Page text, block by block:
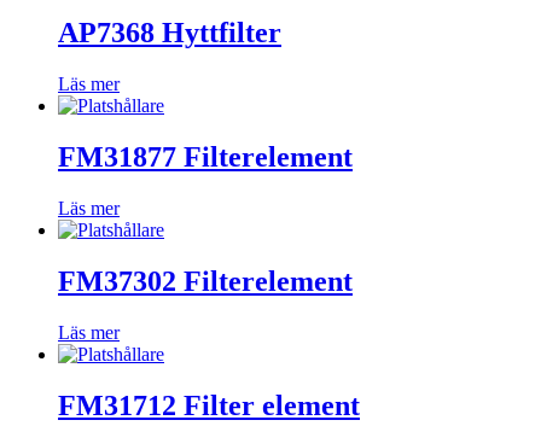
AP7368 Hyttfilter
Läs mer
FM31877 Filterelement
Läs mer
FM37302 Filterelement
Läs mer
FM31712 Filter element